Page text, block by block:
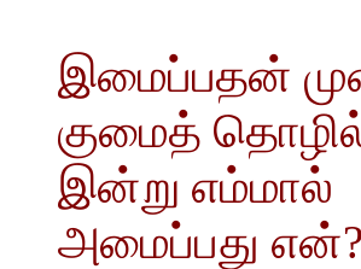
இமைப்பதன்
குமைத் தொழில்
இன்று எம்மால்
அமைப்பது என்?